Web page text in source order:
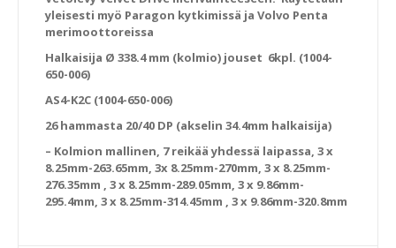
yleisesti myö Paragon kytkimissä ja Volvo Penta
merimoottoreissa
Halkaisija Ø 338.4 mm (kolmio) jouset 6kpl. (1004-
650-006)
AS4-K2C (1004-650-006)
26 hammasta 20/40 DP (akselin 34.4mm halkaisija)
– Kolmion mallinen, 7 reikää yhdessä laipassa, 3 x
8.25mm-263.65mm, 3x 8.25mm-270mm, 3 x 8.25mm-
276.35mm , 3 x 8.25mm-289.05mm, 3 x 9.86mm-
295.4mm, 3 x 8.25mm-314.45mm , 3 x 9.86mm-320.8mm